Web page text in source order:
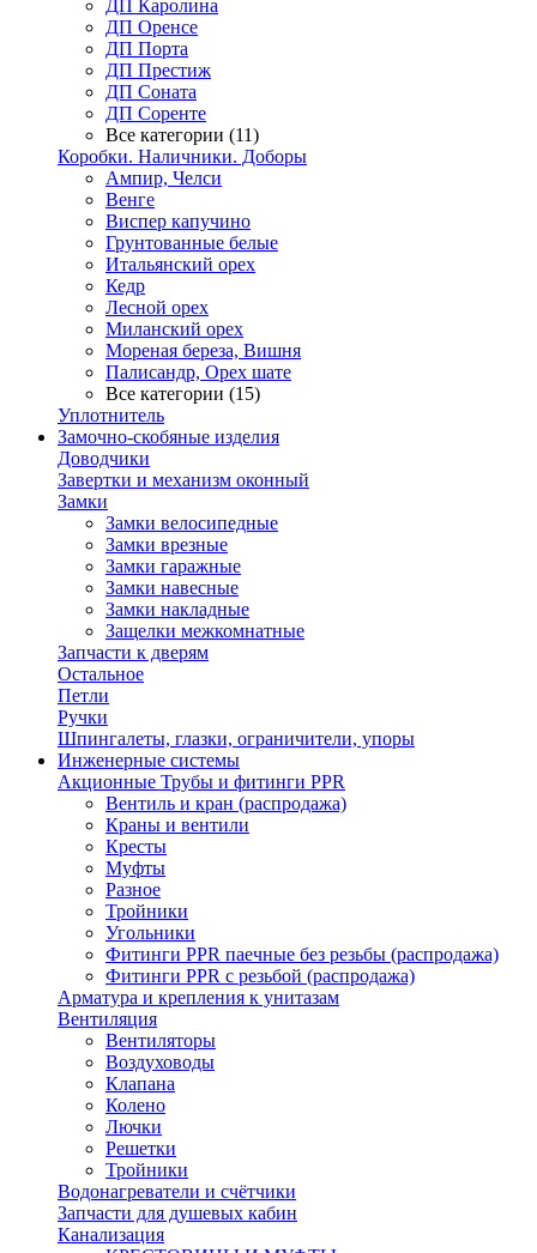
ДП Каролина
ДП Оренсе
ДП Порта
ДП Престиж
ДП Соната
ДП Соренте
Все категории (11)
Коробки. Наличники. Доборы
Ампир, Челси
Венге
Виспер капучино
Грунтованные белые
Итальянский орех
Кедр
Лесной орех
Миланский орех
Мореная береза, Вишня
Палисандр, Орех шате
Все категории (15)
Уплотнитель
Замочно-скобяные изделия
Доводчики
Завертки и механизм оконный
Замки
Замки велосипедные
Замки врезные
Замки гаражные
Замки навесные
Замки накладные
Защелки межкомнатные
Запчасти к дверям
Остальное
Петли
Ручки
Шпингалеты, глазки, ограничители, упоры
Инженерные системы
Акционные Трубы и фитинги PPR
Вентиль и кран (распродажа)
Краны и вентили
Кресты
Муфты
Разное
Тройники
Угольники
Фитинги PPR паечные без резьбы (распродажа)
Фитинги PPR с резьбой (распродажа)
Арматура и крепления к унитазам
Вентиляция
Вентиляторы
Воздуховоды
Клапана
Колено
Лючки
Решетки
Тройники
Водонагреватели и счётчики
Запчасти для душевых кабин
Канализация